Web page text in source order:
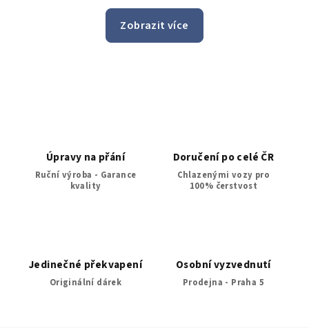
i po uplynuti bezne doby pro objednavky, ktere maji
brzy urcite spolu udelame nekomu dalsimu radost.
Zobrazit více
Úpravy na přání
Ruční výroba - Garance
kvality
Doručení po celé ČR
Chlazenými vozy pro
100% čerstvost
Jedinečné překvapení
Originální dárek
Osobní vyzvednutí
Prodejna - Praha 5